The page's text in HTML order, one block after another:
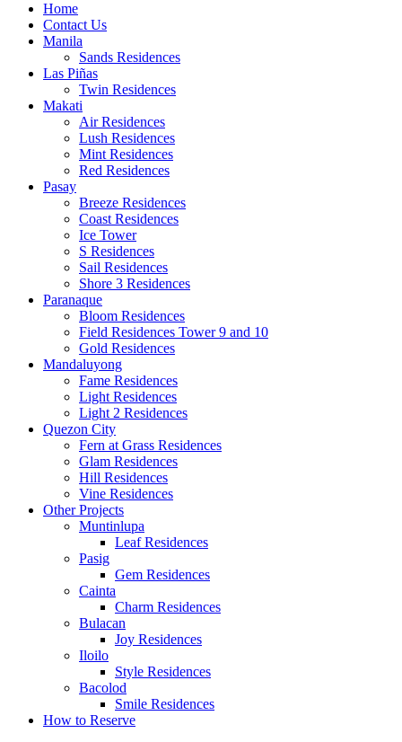
Home
Contact Us
Manila
Sands Residences
Las Piñas
Twin Residences
Makati
Air Residences
Lush Residences
Mint Residences
Red Residences
Pasay
Breeze Residences
Coast Residences
Ice Tower
S Residences
Sail Residences
Shore 3 Residences
Paranaque
Bloom Residences
Field Residences Tower 9 and 10
Gold Residences
Mandaluyong
Fame Residences
Light Residences
Light 2 Residences
Quezon City
Fern at Grass Residences
Glam Residences
Hill Residences
Vine Residences
Other Projects
Muntinlupa
Leaf Residences
Pasig
Gem Residences
Cainta
Charm Residences
Bulacan
Joy Residences
Iloilo
Style Residences
Bacolod
Smile Residences
How to Reserve